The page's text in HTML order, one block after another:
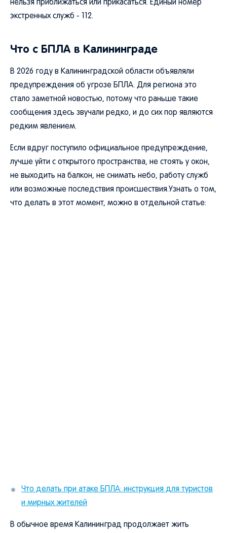
нельзя приближаться или прикасаться. Единый номер
экстренных служб - 112.
Что с БПЛА в Калининграде
В 2026 году в Калининградской области объявляли
предупреждения об угрозе БПЛА. Для региона это
стало заметной новостью, потому что раньше такие
сообщения здесь звучали редко, и до сих пор являются
редким явлением.
Если вдруг поступило официальное предупреждение,
лучше уйти с открытого пространства, не стоять у окон,
не выходить на балкон, не снимать небо, работу служб
или возможные последствия происшествия.Узнать о том,
что делать в этот момент, можно в отдельной статье:
Что делать при атаке БПЛА: инструкция для туристов
и мирных жителей
В обычное время Калининград продолжает жить